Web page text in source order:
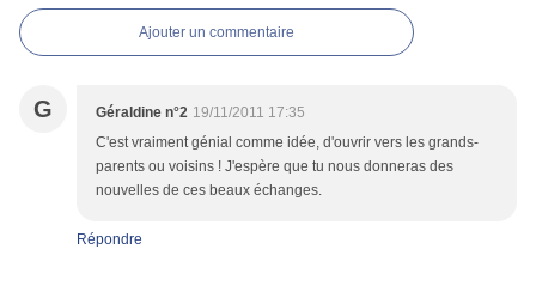
Ajouter un commentaire
G Géraldine n°2 19/11/2011 17:35
C'est vraiment génial comme idée, d'ouvrir vers les grands-
parents ou voisins ! J'espère que tu nous donneras des
nouvelles de ces beaux échanges.
Répondre